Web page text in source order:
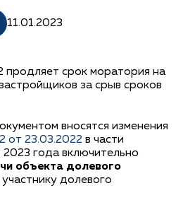
11.01.2023
продляет срок моратория на
за срыв сроков
вносятся изменения
от 23.03.2022 в части
года включительно
объекта долевого
участнику долевого